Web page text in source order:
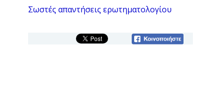
Σωστές απαντήσεις ερωτηματολογίου